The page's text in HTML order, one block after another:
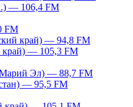
— 106,4 FM
FM
край) — 94,8 FM
край) — 105,3 FM
Эл) — 88,7 FM
— 95,5 FM